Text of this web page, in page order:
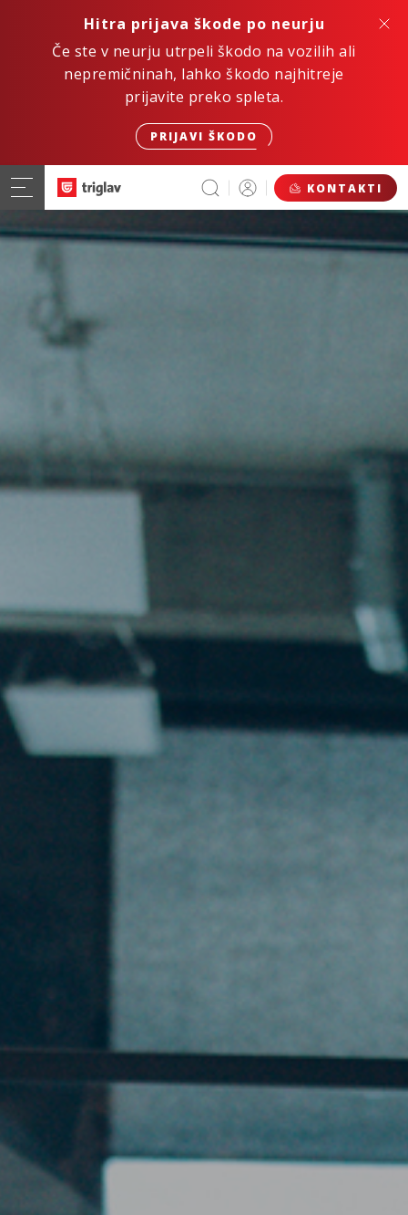
Hitra prijava škode po neurju
Če ste v neurju utrpeli škodo na vozilih ali
nepremičninah, lahko škodo najhitreje
prijavite preko spleta.
PRIJAVI ŠKODO
KONTAKTI